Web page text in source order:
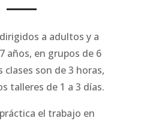
a adultos y a
años, en grupos de 6
clases son de 3 horas,
talleres de 1 a 3 días.
el trabajo en